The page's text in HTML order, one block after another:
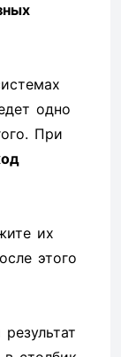
одно
При
их
этого